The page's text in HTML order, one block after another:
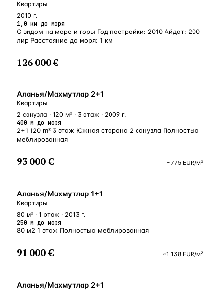
Квартиры
2010 г.
1,0 км до моря
С видом на море и горы Год постройки: 2010 Айдат: 200
лир Расстояние до моря: 1 км
126 000 €
У МОРЯ
Аланья/Махмутлар 2+1
Квартиры
2 санузла · 120 м² · 3 этаж · 2009 г.
400 м до моря
2+1 120 m² 3 этаж Южная сторона 2 санузла Полностью
меблированная
93 000 € ~775 EUR/м²
У МОРЯ
Аланья/Махмутлар 1+1
Квартиры
80 м² · 1 этаж · 2013 г.
250 м до моря
80 м2 1 этаж Полностью меблированная
91 000 € ~1 138 EUR/м²
БЛИЗКО К МОРЮ
Аланья/Махмутлар 2+1